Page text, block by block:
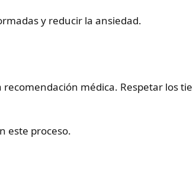
y reducir la ansiedad.
médica. Respetar los
este proceso.